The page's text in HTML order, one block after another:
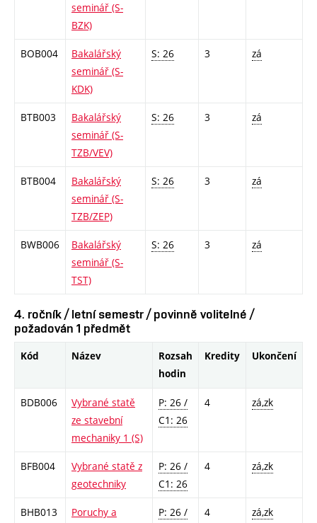
seminář (S-
BZK)
BOB004
Bakalářský
seminář (S-
KDK)
S: 26 3 zá
BTB003
Bakalářský
seminář (S-
TZB/VEV)
S: 26 3 zá
BTB004
Bakalářský
seminář (S-
TZB/ZEP)
S: 26 3 zá
BWB006
Bakalářský
seminář (S-
TST)
S: 26 3 zá
4. ročník / letní semestr / povinně volitelné /
požadován 1 předmět
Kód Název
Rozsah
hodin
Kredity Ukončení
BDB006
Vybrané statě
ze stavební
mechaniky 1 (S)
P: 26 /
C1: 26
4 zá,zk
BFB004
Vybrané statě z
geotechniky
P: 26 /
C1: 26
4 zá,zk
BHB013
Poruchy a
P: 26 /
4 zá,zk